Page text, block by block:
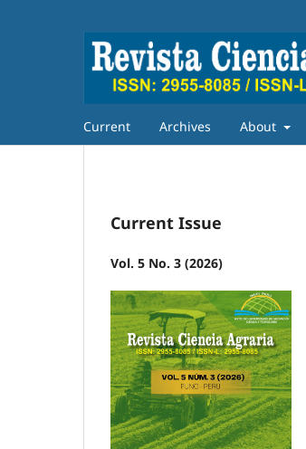
Current Archives About
Current Issue
Vol. 5 No. 3 (2026)